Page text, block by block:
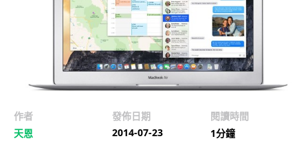
作者
天恩
發佈日期
2014-07-23
閱讀時間
1分鐘